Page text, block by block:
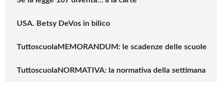
USA. Betsy DeVos in bilico
TuttoscuolaMEMORANDUM: le scadenze delle scuole
TuttoscuolaNORMATIVA: la normativa della settimana
Solo gli utenti registrati possono commentare!